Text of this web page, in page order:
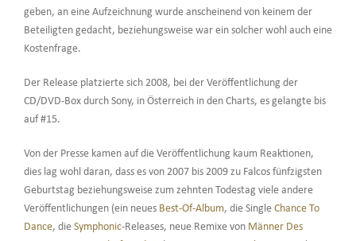
geben, an eine Aufzeichnung wurde anscheinend von keinem der
Beteiligten gedacht, beziehungsweise war ein solcher wohl auch eine
Kostenfrage.
Der Release platzierte sich 2008, bei der Veröffentlichung der
CD/DVD-Box durch Sony, in Österreich in den Charts, es gelangte bis
auf #15.
Von der Presse kamen auf die Veröffentlichung kaum Reaktionen,
dies lag wohl daran, dass es von 2007 bis 2009 zu Falcos fünfzigsten
Geburtstag beziehungsweise zum zehnten Todestag viele andere
Veröffentlichungen (ein neues Best-Of-Album, die Single Chance To
Dance, die Symphonic-Releases, neue Remixe von Männer Des